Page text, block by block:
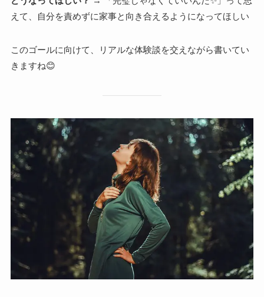
えて、自分を責めずに家事と向き合えるようになってほしい
このゴールに向けて、リアルな体験談を交えながら書いてい
きますね😊